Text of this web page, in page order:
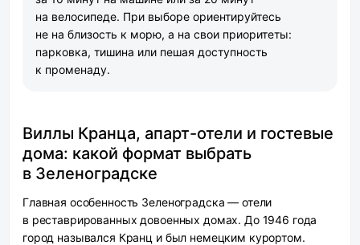
на велосипеде. При выборе ориентируйтесь
не на близость к морю, а на свои приоритеты:
парковка, тишина или пешая доступность
к променаду.
Виллы Кранца, апарт-отели и гостевые
дома: какой формат выбрать
в Зеленоградске
Главная особенность Зеленоградска — отели
в реставрированных довоенных домах. До 1946 года
город назывался Кранц и был немецким курортом.